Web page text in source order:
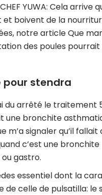
YUWA: Cela arrive
et boivent de la
notre article Que
des poules pourrait
pour stendra
du arrêté le traitement
une bronchite
m’a signaler qu’il
c’est une bronchite
gastro.
essentiel dont la
de celle de pulsatilla: le